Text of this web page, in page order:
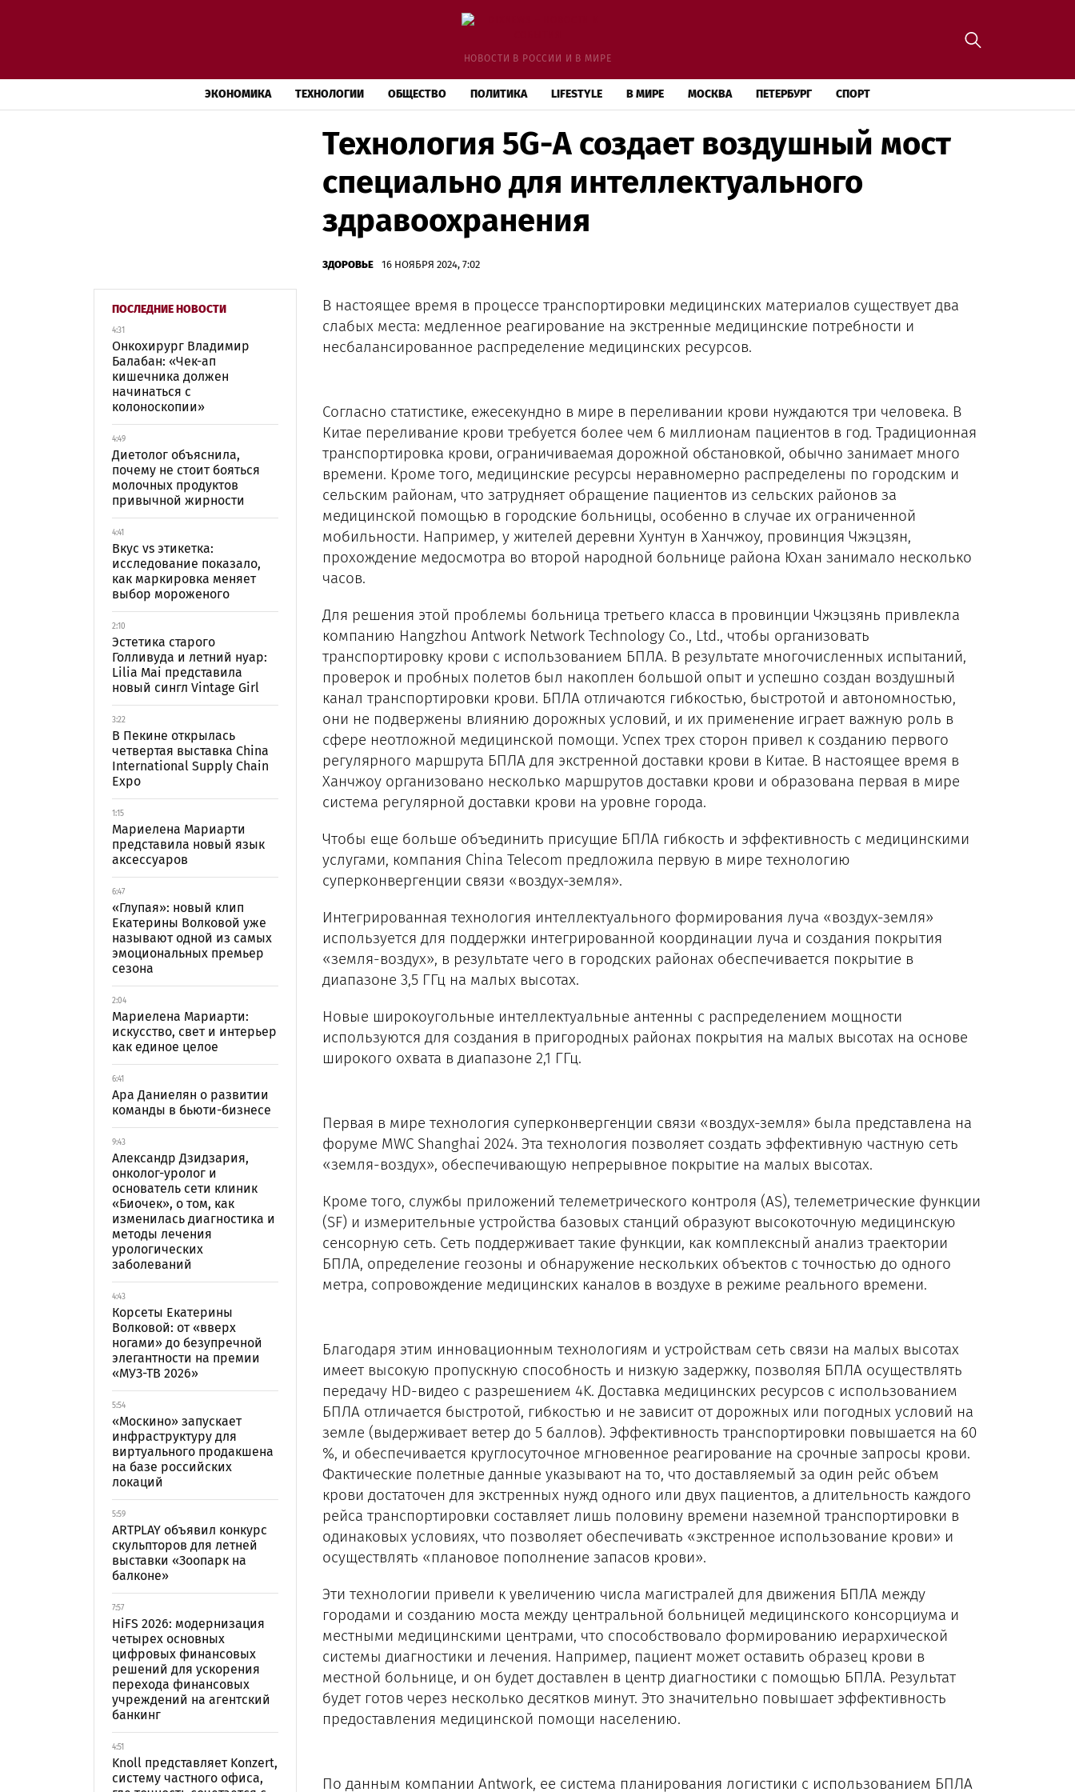
НОВОСТИ В РОССИИ И В МИРЕ
ЭКОНОМИКА ТЕХНОЛОГИИ ОБЩЕСТВО ПОЛИТИКА LIFESTYLE В МИРЕ МОСКВА ПЕТЕРБУРГ СПОРТ
Технология 5G-A создает воздушный мост
специально для интеллектуального
здравоохранения
ЗДОРОВЬЕ 16 НОЯБРЯ 2024, 7:02
ПОСЛЕДНИЕ НОВОСТИ
4:31
Онкохирург Владимир
Балабан: «Чек-ап
кишечника должен
начинаться с
колоноскопии»
4:49
Диетолог объяснила,
почему не стоит бояться
молочных продуктов
привычной жирности
4:41
Вкус vs этикетка:
исследование показало,
как маркировка меняет
выбор мороженого
2:10
Эстетика старого
Голливуда и летний нуар:
Lilia Mai представила
новый сингл Vintage Girl
3:22
В Пекине открылась
четвертая выставка China
International Supply Chain
Expo
1:15
Мариелена Мариарти
представила новый язык
аксессуаров
6:47
«Глупая»: новый клип
Екатерины Волковой уже
называют одной из самых
эмоциональных премьер
сезона
2:04
Мариелена Мариарти:
искусство, свет и интерьер
как единое целое
6:41
Ара Даниелян о развитии
команды в бьюти-бизнесе
9:43
Александр Дзидзария,
онколог-уролог и
основатель сети клиник
«Биочек», о том, как
изменилась диагностика и
методы лечения
урологических
заболеваний
4:43
Корсеты Екатерины
Волковой: от «вверх
ногами» до безупречной
элегантности на премии
«МУЗ-ТВ 2026»
5:54
«Москино» запускает
инфраструктуру для
виртуального продакшена
на базе российских
локаций
5:59
ARTPLAY объявил конкурс
скульпторов для летней
выставки «Зоопарк на
балконе»
7:57
HiFS 2026: модернизация
четырех основных
цифровых финансовых
решений для ускорения
перехода финансовых
учреждений на агентский
банкинг
4:51
Knoll представляет Konzert,
систему частного офиса,
В настоящее время в процессе транспортировки медицинских материалов существует два
слабых места: медленное реагирование на экстренные медицинские потребности и
несбалансированное распределение медицинских ресурсов.
Согласно статистике, ежесекундно в мире в переливании крови нуждаются три человека. В
Китае переливание крови требуется более чем 6 миллионам пациентов в год. Традиционная
транспортировка крови, ограничиваемая дорожной обстановкой, обычно занимает много
времени. Кроме того, медицинские ресурсы неравномерно распределены по городским и
сельским районам, что затрудняет обращение пациентов из сельских районов за
медицинской помощью в городские больницы, особенно в случае их ограниченной
мобильности. Например, у жителей деревни Хунтун в Ханчжоу, провинция Чжэцзян,
прохождение медосмотра во второй народной больнице района Юхан занимало несколько
часов.
Для решения этой проблемы больница третьего класса в провинции Чжэцзянь привлекла
компанию Hangzhou Antwork Network Technology Co., Ltd., чтобы организовать
транспортировку крови с использованием БПЛА. В результате многочисленных испытаний,
проверок и пробных полетов был накоплен большой опыт и успешно создан воздушный
канал транспортировки крови. БПЛА отличаются гибкостью, быстротой и автономностью,
они не подвержены влиянию дорожных условий, и их применение играет важную роль в
сфере неотложной медицинской помощи. Успех трех сторон привел к созданию первого
регулярного маршрута БПЛА для экстренной доставки крови в Китае. В настоящее время в
Ханчжоу организовано несколько маршрутов доставки крови и образована первая в мире
система регулярной доставки крови на уровне города.
Чтобы еще больше объединить присущие БПЛА гибкость и эффективность с медицинскими
услугами, компания China Telecom предложила первую в мире технологию
суперконвергенции связи «воздух-земля».
Интегрированная технология интеллектуального формирования луча «воздух-земля»
используется для поддержки интегрированной координации луча и создания покрытия
«земля-воздух», в результате чего в городских районах обеспечивается покрытие в
диапазоне 3,5 ГГц на малых высотах.
Новые широкоугольные интеллектуальные антенны с распределением мощности
используются для создания в пригородных районах покрытия на малых высотах на основе
широкого охвата в диапазоне 2,1 ГГц.
Первая в мире технология суперконвергенции связи «воздух-земля» была представлена на
форуме MWC Shanghai 2024. Эта технология позволяет создать эффективную частную сеть
«земля-воздух», обеспечивающую непрерывное покрытие на малых высотах.
Кроме того, службы приложений телеметрического контроля (AS), телеметрические функции
(SF) и измерительные устройства базовых станций образуют высокоточную медицинскую
сенсорную сеть. Сеть поддерживает такие функции, как комплексный анализ траектории
БПЛА, определение геозоны и обнаружение нескольких объектов с точностью до одного
метра, сопровождение медицинских каналов в воздухе в режиме реального времени.
Благодаря этим инновационным технологиям и устройствам сеть связи на малых высотах
имеет высокую пропускную способность и низкую задержку, позволяя БПЛА осуществлять
передачу HD-видео с разрешением 4K. Доставка медицинских ресурсов с использованием
БПЛА отличается быстротой, гибкостью и не зависит от дорожных или погодных условий на
земле (выдерживает ветер до 5 баллов). Эффективность транспортировки повышается на 60
%, и обеспечивается круглосуточное мгновенное реагирование на срочные запросы крови.
Фактические полетные данные указывают на то, что доставляемый за один рейс объем
крови достаточен для экстренных нужд одного или двух пациентов, а длительность каждого
рейса транспортировки составляет лишь половину времени наземной транспортировки в
одинаковых условиях, что позволяет обеспечивать «экстренное использование крови» и
осуществлять «плановое пополнение запасов крови».
Эти технологии привели к увеличению числа магистралей для движения БПЛА между
городами и созданию моста между центральной больницей медицинского консорциума и
местными медицинскими центрами, что способствовало формированию иерархической
системы диагностики и лечения. Например, пациент может оставить образец крови в
местной больнице, и он будет доставлен в центр диагностики с помощью БПЛА. Результат
будет готов через несколько десятков минут. Это значительно повышает эффективность
предоставления медицинской помощи населению.
По данным компании Antwork, ее система планирования логистики с использованием БПЛА